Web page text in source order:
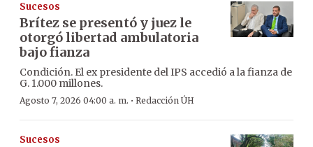
Sucesos
Brítez se presentó y juez le
otorgó libertad ambulatoria
bajo fianza
Condición. El ex presidente del IPS accedió a la fianza de
G. 1.000 millones.
Agosto 7, 2026 04:00 a. m. · Redacción ÚH
Sucesos